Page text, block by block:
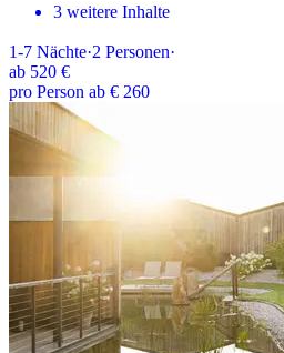
3 weitere Inhalte
1-7 Nächte·2 Personen·
ab 520 €
pro Person ab € 260